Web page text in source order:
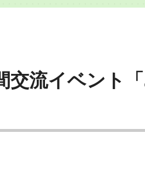
交流イベント